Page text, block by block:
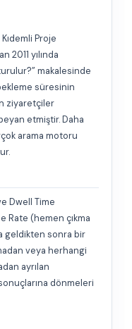
Proje
2011 yılında
makalesinde
süresinin
ziyaretçiler
etmiştir. Daha
arama motoru
Dwell Time
Rate (hemen çıkma
geldikten sonra bir
veya herhangi
ayrılan
dönmeleri